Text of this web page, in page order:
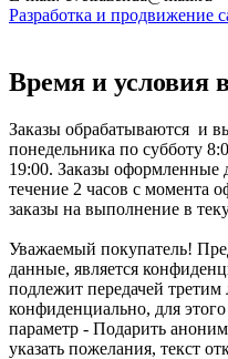
Разработка и продвижение
Время и условия
Заказы обрабатываются и
понедельника по субботу
19:00. Заказы оформленные
течение 2 часов с момента
заказы на выполнение в
Уважаемый покупатель!
данные, является
подлежит передачей третим
конфиденциально, для
параметр - Подарить
указать пожелания, текст